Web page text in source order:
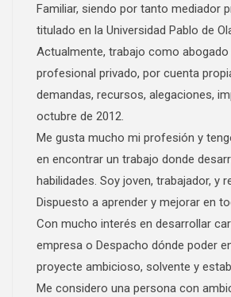
Familiar, siendo por tanto mediador
titulado en la Universidad Pablo de
Actualmente, trabajo como abogado
profesional privado, por cuenta
demandas, recursos, alegaciones,
octubre de 2012.
Me gusta mucho mi profesión y
en encontrar un trabajo donde
habilidades. Soy joven, trabajador, y
Dispuesto a aprender y mejorar en
Con mucho interés en desarrollar
empresa o Despacho dónde poder
proyecte ambicioso, solvente y
Me considero una persona con